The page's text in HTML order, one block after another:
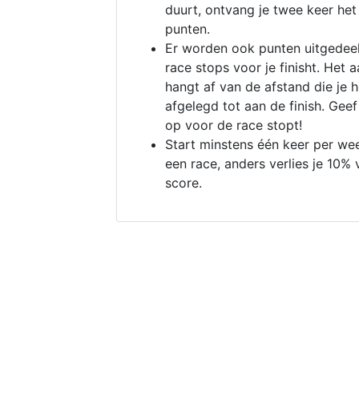
duurt, ontvang je twee keer
punten.
Er worden ook punten
race stops voor je finisht. Het
hangt af van de afstand die je
afgelegd tot aan de finish.
op voor de race stopt!
Start minstens één keer per
een race, anders verlies je 10%
score.